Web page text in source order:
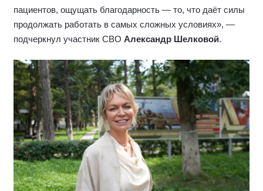
пациентов, ощущать благодарность — то, что даёт силы
продолжать работать в самых сложных условиях», —
подчеркнул участник СВО Александр Шелковой.